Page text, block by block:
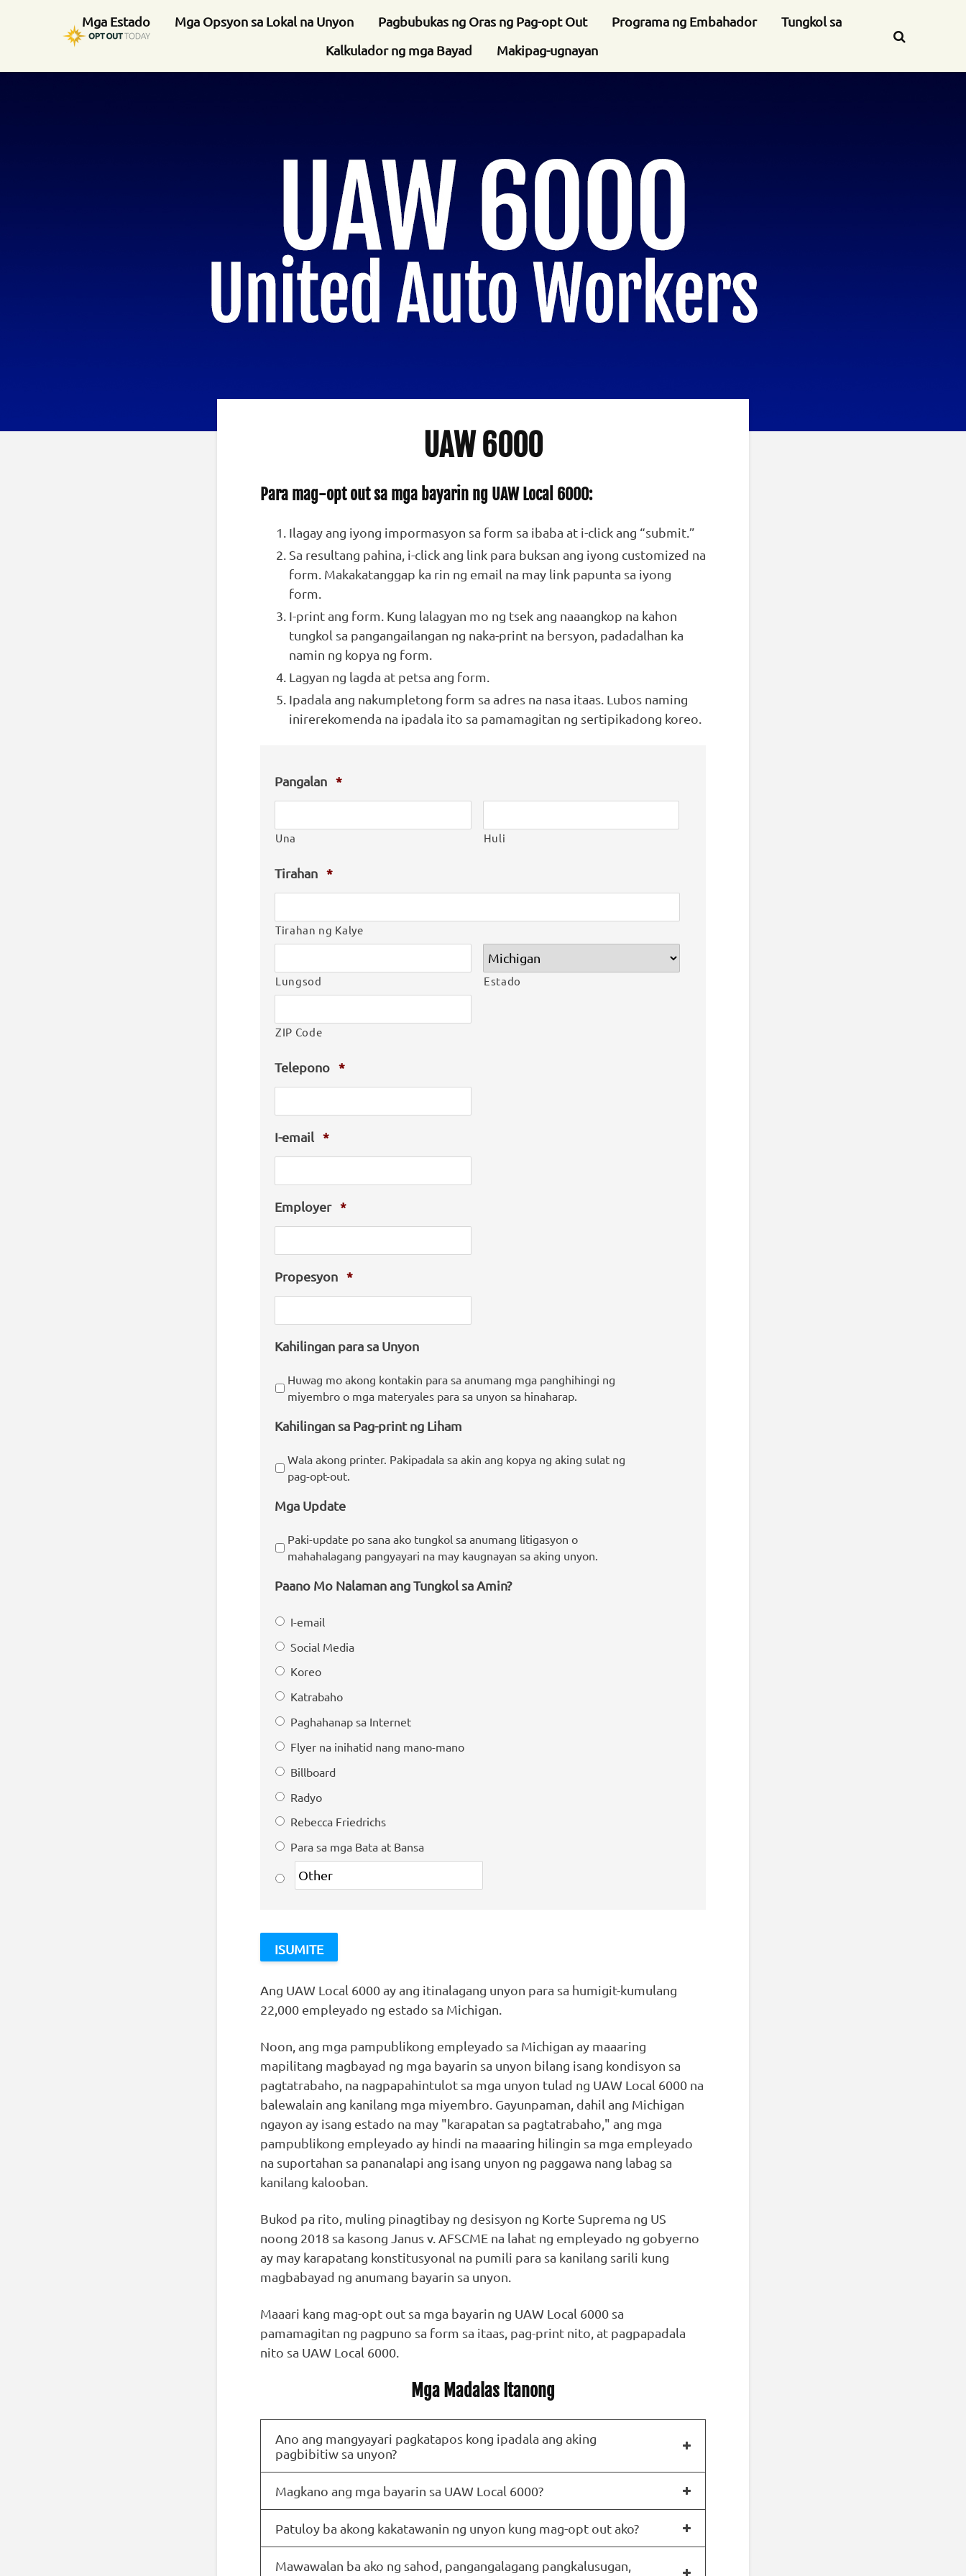
Mga Estado Mga Opsyon sa Lokal na Unyon Pagbubukas ng Oras ng Pag-opt Out Programa ng Embahador
Tungkol sa
Kalkulador ng mga Bayad
Makipag-ugnayan
UAW 6000
Para mag-opt out sa mga bayarin ng UAW Local 6000:
Ilagay ang iyong impormasyon sa form sa ibaba at i-click ang “submit.”
Sa resultang pahina, i-click ang link para buksan ang iyong customized na
form. Makakatanggap ka rin ng email na may link papunta sa iyong
form.
I-print ang form. Kung lalagyan mo ng tsek ang naaangkop na kahon
tungkol sa pangangailangan ng naka-print na bersyon, padadalhan ka
namin ng kopya ng form.
Lagyan ng lagda at petsa ang form.
Ipadala ang nakumpletong form sa adres na nasa itaas. Lubos naming
inirerekomenda na ipadala ito sa pamamagitan ng sertipikadong koreo.
Pangalan *
Una Huli
Tirahan *
Tirahan ng Kalye
Lungsod Estado
ZIP Code
Telepono *
I-email *
Employer *
Propesyon *
Kahilingan para sa Unyon
Huwag mo akong kontakin para sa anumang mga panghihingi ng
miyembro o mga materyales para sa unyon sa hinaharap.
Kahilingan sa Pag-print ng Liham
Wala akong printer. Pakipadala sa akin ang kopya ng aking sulat ng
pag-opt-out.
Mga Update
Paki-update po sana ako tungkol sa anumang litigasyon o
mahahalagang pangyayari na may kaugnayan sa aking unyon.
Paano Mo Nalaman ang Tungkol sa Amin?
I-email
Social Media
Koreo
Katrabaho
Paghahanap sa Internet
Flyer na inihatid nang mano-mano
Billboard
Radyo
Rebecca Friedrichs
Para sa mga Bata at Bansa
Ang UAW Local 6000 ay ang itinalagang unyon para sa humigit-kumulang
22,000 empleyado ng estado sa Michigan.
Noon, ang mga pampublikong empleyado sa Michigan ay maaaring
mapilitang magbayad ng mga bayarin sa unyon bilang isang kondisyon sa
pagtatrabaho, na nagpapahintulot sa mga unyon tulad ng UAW Local 6000 na
balewalain ang kanilang mga miyembro. Gayunpaman, dahil ang Michigan
ngayon ay isang estado na may "karapatan sa pagtatrabaho," ang mga
pampublikong empleyado ay hindi na maaaring hilingin sa mga empleyado
na suportahan sa pananalapi ang isang unyon ng paggawa nang labag sa
kanilang kalooban.
Bukod pa rito, muling pinagtibay ng desisyon ng Korte Suprema ng US
noong 2018 sa kasong Janus v. AFSCME na lahat ng empleyado ng gobyerno
ay may karapatang konstitusyonal na pumili para sa kanilang sarili kung
magbabayad ng anumang bayarin sa unyon.
Maaari kang mag-opt out sa mga bayarin ng UAW Local 6000 sa
pamamagitan ng pagpuno sa form sa itaas, pag-print nito, at pagpapadala
nito sa UAW Local 6000.
Mga Madalas Itanong
Ano ang mangyayari pagkatapos kong ipadala ang aking
pagbibitiw sa unyon?
Magkano ang mga bayarin sa UAW Local 6000?
Patuloy ba akong kakatawanin ng unyon kung mag-opt out ako?
Mawawalan ba ako ng sahod, pangangalagang pangkalusugan,